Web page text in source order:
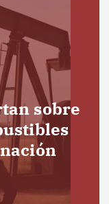
sobre